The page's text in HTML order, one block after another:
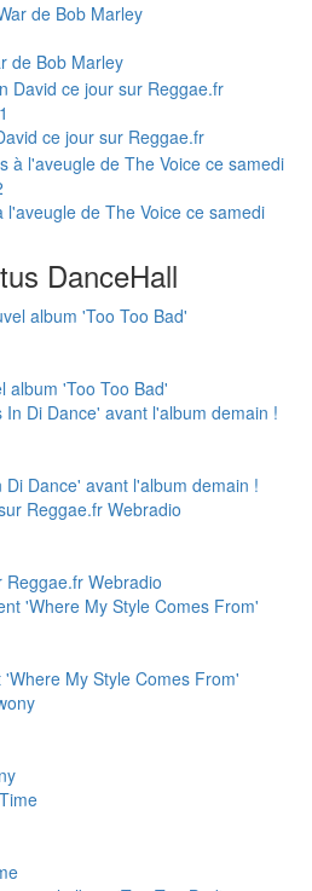
de Bob Marley
ce jour sur Reggae.fr
l'aveugle de The Voice ce samedi
DanceHall
album 'Too Too Bad'
Dance' avant l'album demain !
Reggae.fr Webradio
My Style Comes From'